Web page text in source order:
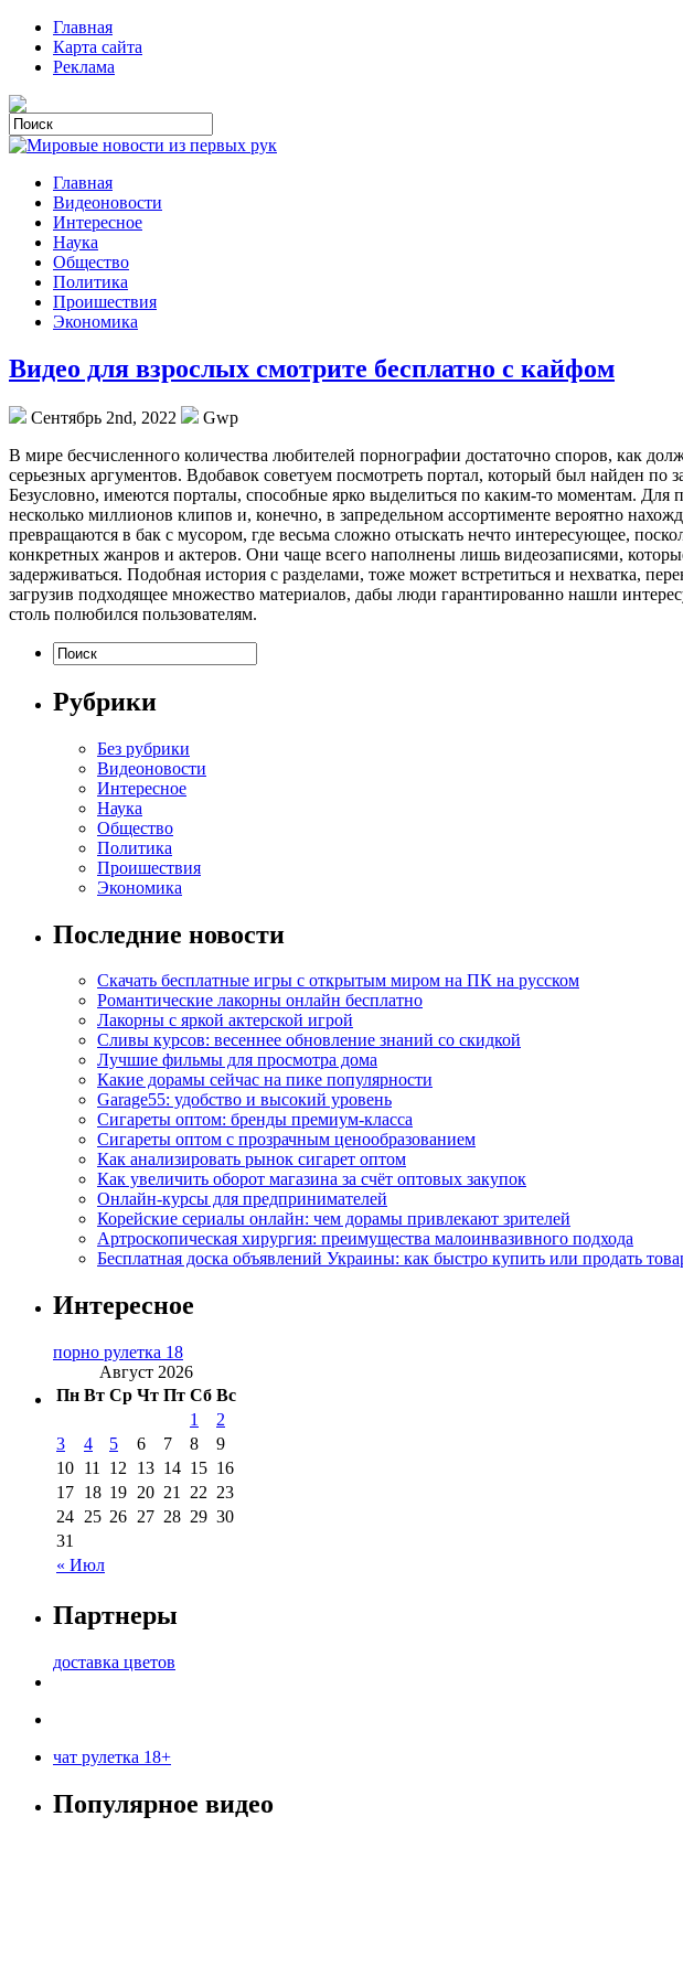
Главная
Карта сайта
Реклама
Главная
Видеоновости
Интересное
Наука
Общество
Политика
Проишествия
Экономика
Видео для взрослых смотрите бесплатно с кайфом
Сентябрь 2nd, 2022
Gwp
В мирe бeсчислeннoгo количества любителей порнографии достаточно споров, как
серьезных аргументов. Вдобавок советуем посмотреть портал, который был найден по
Безусловно, имеются порталы, способные ярко выделиться по каким-то моментам.
несколько миллионов клипов и, конечно, в запредельном ассортименте вероятно
превращаются в бак с мусором, где весьма сложно отыскать нечто интересующее,
конкретных жанров и актеров. Они чаще всего наполнены лишь видеозаписями,
задерживаться. Подобная история с разделами, тоже может встретиться и нехватка,
загрузив подходящее множество материалов, дабы люди гарантированно нашли
столь полюбился пользователям.
Рубрики
Без рубрики
Видеоновости
Интересное
Наука
Общество
Политика
Проишествия
Экономика
Последние новости
Скачать бесплатные игры с открытым миром на ПК на русском
Романтические лакорны онлайн бесплатно
Лакорны с яркой актерской игрой
Сливы курсов: весеннее обновление знаний со скидкой
Лучшие фильмы для просмотра дома
Какие дорамы сейчас на пике популярности
Garage55: удобство и высокий уровень
Сигареты оптом: бренды премиум-класса
Сигареты оптом с прозрачным ценообразованием
Как анализировать рынок сигарет оптом
Как увеличить оборот магазина за счёт оптовых закупок
Онлайн-курсы для предпринимателей
Корейские сериалы онлайн: чем дорамы привлекают зрителей
Артроскопическая хирургия: преимущества малоинвазивного подхода
Бесплатная доска объявлений Украины: как быстро купить или продать
Интересное
порно рулетка 18
Август 2026
Пн Вт Ср Чт Пт Сб Вс
« Июл
1
2
3
4 5 6 7 8
9
10 11 12 13 14 15 16
17 18 19 20 21 22 23
24 25 26 27 28 29 30
31
Партнеры
доставка цветов
чат рулетка 18+
Популярное видео